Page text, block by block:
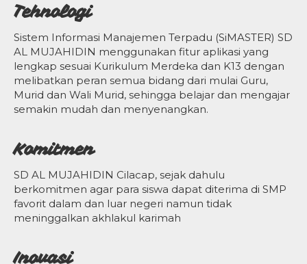
Tehnologi
Sistem Informasi Manajemen Terpadu (SiMASTER) SD
AL MUJAHIDIN menggunakan fitur aplikasi yang
lengkap sesuai Kurikulum Merdeka dan K13 dengan
melibatkan peran semua bidang dari mulai Guru,
Murid dan Wali Murid, sehingga belajar dan mengajar
semakin mudah dan menyenangkan.
Komitmen
SD AL MUJAHIDIN Cilacap, sejak dahulu
berkomitmen agar para siswa dapat diterima di SMP
favorit dalam dan luar negeri namun tidak
meninggalkan akhlakul karimah
Inovasi